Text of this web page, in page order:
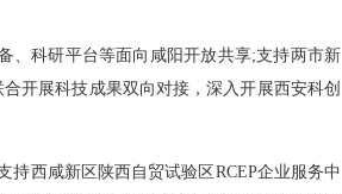
科研平台等面向咸阳开放共享;支持两市新
开展科技成果双向对接，深入开展西安科创
西咸新区陕西自贸试验区RCEP企业服务中